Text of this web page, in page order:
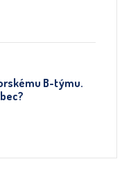
B-týmu.